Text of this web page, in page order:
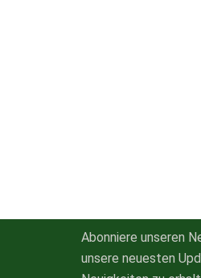
Abonniere unseren
unsere neuesten